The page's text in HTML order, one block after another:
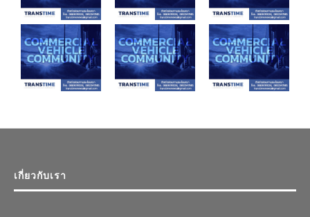
เกี่ยวกับเรา